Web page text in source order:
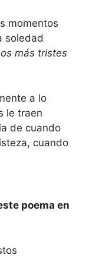
momentos
soledad
más tristes
a lo
le traen
de cuando
cuando
poema en